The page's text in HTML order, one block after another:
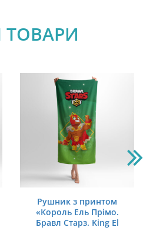
ТОВАРИ
Рушник з принтом
«Король Ель Прімо.
Бравл Старз. King El